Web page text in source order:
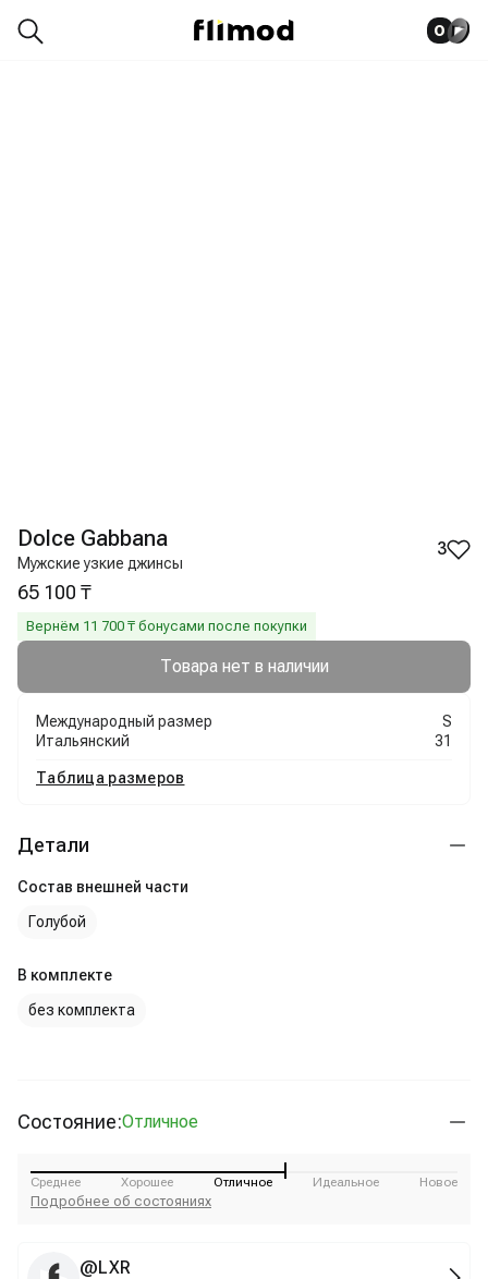
0
Dolce Gabbana
Мужские узкие джинсы
3
65 100 ₸
Вернём 11 700 ₸ бонусами после покупки
Товара нет в наличии
Международный размер
S
Итальянский
31
Таблица размеров
Детали
Состав внешней части
Голубой
В комплекте
без комплекта
Состояние:Отличное
Среднее Хорошее Отличное Идеальное Новое
Подробнее об состояниях
@LXR